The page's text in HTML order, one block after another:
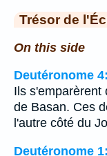
Trésor de
On this side
Deutéronome
Ils s'emparèrent
de Basan. Ces
l'autre côté du
Deutéronome